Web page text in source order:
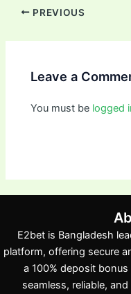
PREVIOUS
Leave a
You must be logged
E2bet is Bangladesh
platform, offering secure
a 100% deposit
seamless, reliable,